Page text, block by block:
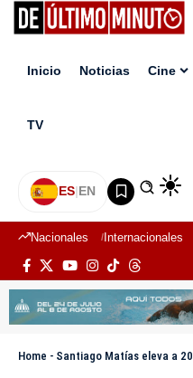
Inicio Noticias Cine
TV
ES|EN
Nacionales Internacionales
Home - Santiago Matías eleva a 20 el número de